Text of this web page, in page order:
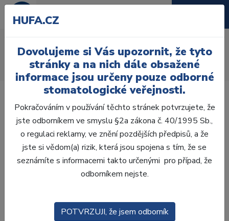
Úvod Zuby
AcryRock
AcryRock 1x28 S32-I42-D44, B4
HUFA.CZ
Dovolujeme si Vás upozornit, že tyto
stránky a na nich dále obsažené
informace jsou určeny pouze odborné
stomatologické veřejnosti.
Pokračováním v používání těchto stránek potvrzujete, že
jste odborníkem ve smyslu §2a zákona č. 40/1995 Sb.,
o regulaci reklamy, ve znění pozdějších předpisů, a že
jste si vědom(a) rizik, která jsou spojena s tím, že se
seznámíte s informacemi takto určenými pro případ, že
odborníkem nejste.
POTVRZUJI, že jsem odborník